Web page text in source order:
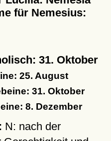
für Nemesius:
31. Oktober
25. August
31. Oktober
8. Dezember
N: nach der